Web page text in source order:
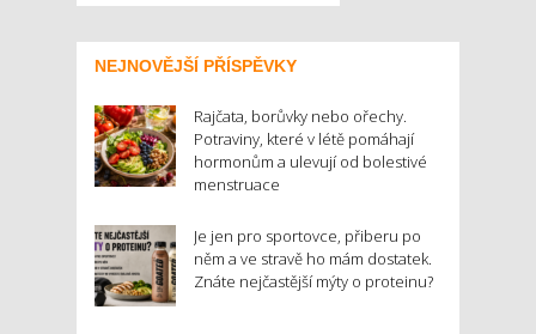
NEJNOVĚJŠÍ PŘÍSPĚVKY
Rajčata, borůvky nebo ořechy.
Potraviny, které v létě pomáhají
hormonům a ulevují od bolestivé
menstruace
Je jen pro sportovce, přiberu po
něm a ve stravě ho mám dostatek.
Znáte nejčastější mýty o proteinu?